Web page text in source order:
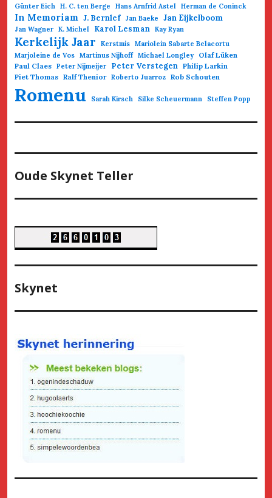
Günter Eich H. C. ten Berge Hans Arnfrid Astel Herman de Coninck
In Memoriam J. Bernlef Jan Baeke Jan Eijkelboom
Jan Wagner K. Michel Karol Lesman Kay Ryan
Kerkelijk Jaar Kerstmis Mariolein Sabarte Belacortu
Marjoleine de Vos Martinus Nijhoff Michael Longley
Olaf Lüken
Paul Claes Peter Nijmeijer Peter Verstegen Philip Larkin
Piet Thomas Ralf Thenior Roberto Juarroz Rob Schouten
Romenu Sarah Kirsch Silke Scheuermann Steffen Popp
Oude Skynet Teller
Skynet